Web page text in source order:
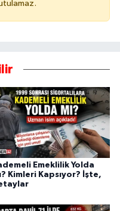
Emeklilik Yolda
Kimleri Kapsıyor? İşte,